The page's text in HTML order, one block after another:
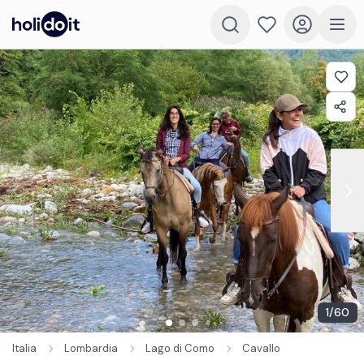
1/60
Italia Lombardia Lago di Como Cavallo